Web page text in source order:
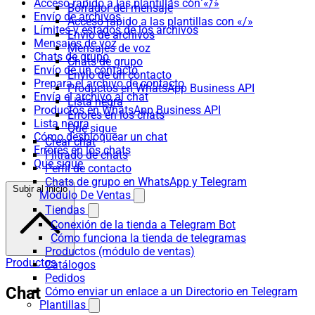
Borrador del mensaje
Acceso rápido a las plantillas con «/»
Envío de archivos
Mensajes de voz
Chats de grupo
Envío de un contacto
Productos en WhatsApp Business API
Lista negra
Errores en los chats
Qué sigue
Crear chat
Filtrado de chats
Perfil de contacto
Chats de grupo en WhatsApp y Telegram
Módulo De Ventas
Tiendas
Conexión de la tienda a Telegram Bot
Cómo funciona la tienda de telegramas
Productos (módulo de ventas)
Catálogos
Pedidos
Cómo enviar un enlace a un Directorio en Telegram
Plantillas
Acceso rápido a las plantillas con «/»
Envío de archivos
Límites y estados de los archivos
Mensajes de voz
Chats de grupo
Envío de un contacto
Prepara el archivo de contacto
Envía el archivo al chat
Productos en WhatsApp Business API
Lista negra
Cómo desbloquear un chat
Errores en los chats
Qué sigue
Subir al inicio
Productos
Chat